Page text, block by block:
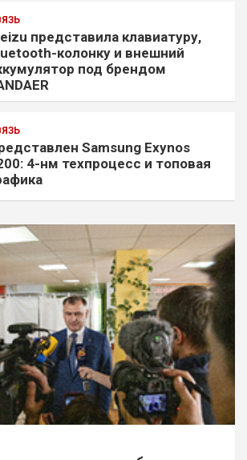
представила клавиатуру,
колонку и внешний
под брендом
Samsung Exynos
4-нм техпроцесс и топовая